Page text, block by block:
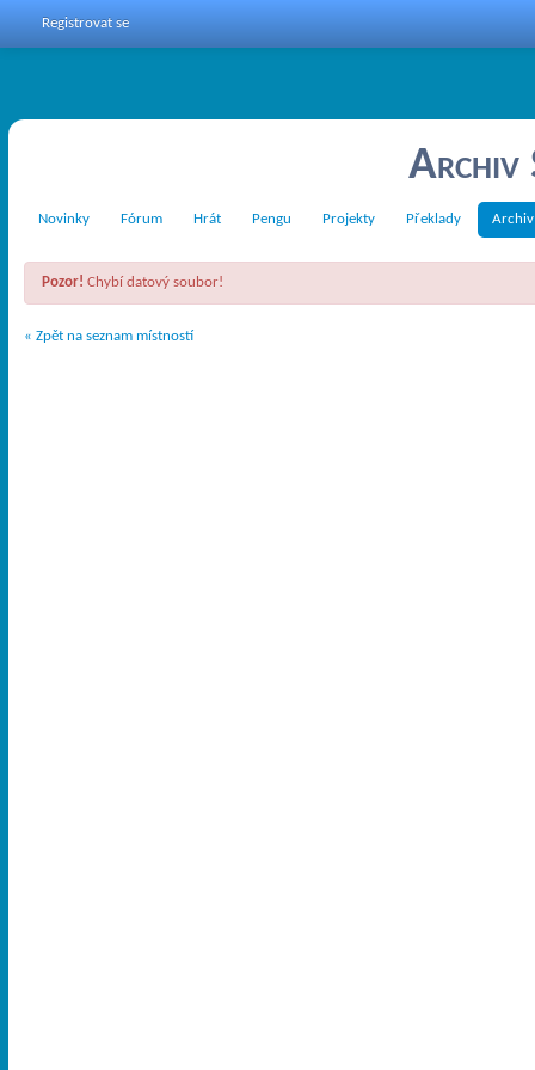
Registrovat se
Archiv
Novinky Fórum Hrát Pengu Projekty Překlady Archiv
Pozor! Chybí datový soubor!
« Zpět na seznam místností